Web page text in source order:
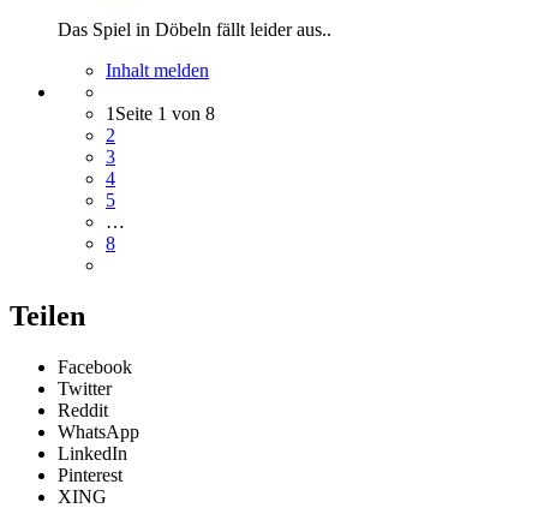
Das Spiel in Döbeln fällt leider aus..
Inhalt melden
1 Seite 1 von 8
2
3
4
5
…
8
Teilen
Facebook
Twitter
Reddit
WhatsApp
LinkedIn
Pinterest
XING